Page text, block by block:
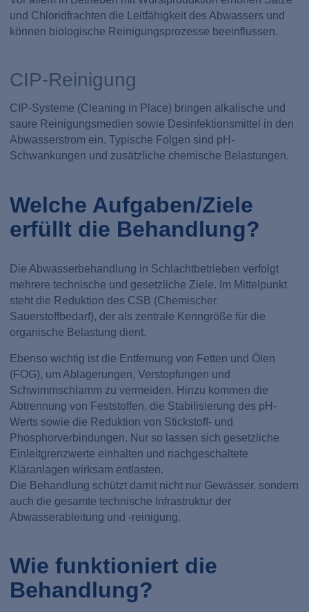
und Chloridfrachten die Leitfähigkeit des Abwassers und
können biologische Reinigungsprozesse beeinflussen.
CIP-Reinigung
CIP-Systeme (Cleaning in Place) bringen alkalische und
saure Reinigungsmedien sowie Desinfektionsmittel in den
Abwasserstrom ein. Typische Folgen sind pH-
Schwankungen und zusätzliche chemische Belastungen.
Welche Aufgaben/Ziele
erfüllt die Behandlung?
Die Abwasserbehandlung in Schlachtbetrieben verfolgt
mehrere technische und gesetzliche Ziele. Im Mittelpunkt
steht die Reduktion des CSB (Chemischer
Sauerstoffbedarf), der als zentrale Kenngröße für die
organische Belastung dient.
Ebenso wichtig ist die Entfernung von Fetten und Ölen
(FOG), um Ablagerungen, Verstopfungen und
Schwimmschlamm zu vermeiden. Hinzu kommen die
Abtrennung von Feststoffen, die Stabilisierung des pH-
Werts sowie die Reduktion von Stickstoff- und
Phosphorverbindungen. Nur so lassen sich gesetzliche
Einleitgrenzwerte einhalten und nachgeschaltete
Kläranlagen wirksam entlasten.
Die Behandlung schützt damit nicht nur Gewässer, sondern
auch die gesamte technische Infrastruktur der
Abwasserableitung und -reinigung.
Wie funktioniert die
Behandlung?